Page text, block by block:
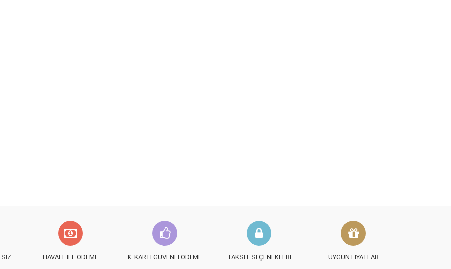
HAVALE İLE ÖDEME K. KARTI GÜVENLI ÖDEME TAKSIT SEÇENEKLERI UYGUN FIYATLAR